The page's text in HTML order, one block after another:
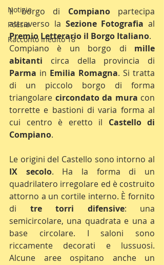
Notizie
Poesia
Racconto Inedito 18
Il borgo di Compiano partecipa
attraverso la Sezione Fotografia
Premio Letterario il Borgo Italiano.
Compiano è un borgo di mille
abitanti
Parma in Emilia Romagna. Si tratta
di un piccolo borgo di forma
triangolare circondato da mura con
torrette e bastioni di varia forma al
cui centro è eretto il Castello di
Compiano.
IX secolo. Ha la forma di un
quadrilatero irregolare ed è costruito
attorno a un cortile interno. È fornito
di tre torri difensive: una
semicircolare, una quadrata e una a
base circolare. I saloni sono
riccamente decorati e lussuosi.